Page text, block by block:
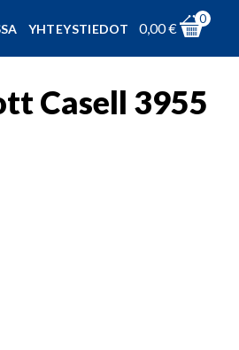
YHTEYSTIEDOT 0,00€
0
Casell 3955